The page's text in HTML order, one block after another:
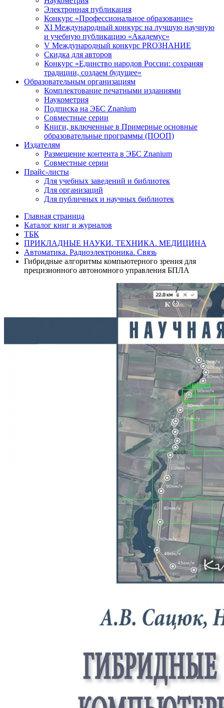
Электронная публикация
Конкурс «Профессиональное образование»
XI Международный конкурс на лучшую научную
и учебную публикацию «Академус»
V Международный конкурс PROЗНАНИЕ
Скидка для авторов
Конкурс «Единство народов России: сохраняя
традиции, создаем будущее»
Образовательным организациям
Комплектование печатными изданиями
Наукометрия
Подписка на ЭБС Znanium
Совместные серии
Книги, включенные в Примерные основные
образовательные программы (ПООП)
Издателям
Размещение контента в ЭБС Znanium
Совместные серии
Прайс-листы
Для учебных заведений и библиотек
Для организаций
Для публичных и научных библиотек
Главная страница
Каталог книг и журналов
ТБК
ПРИКЛАДНЫЕ НАУКИ. ТЕХНИКА. МЕДИЦИНА
Автоматика. Радиоэлектроника. Связь
Гибридные алгоритмы компьютерного зрения для
прецизионного автономного управления БПЛА